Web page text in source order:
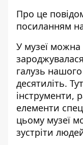
Про це
посиланням
У музеї
галузь
десятиліть.
інструменти,
елементи
цьому музеї
зустріти